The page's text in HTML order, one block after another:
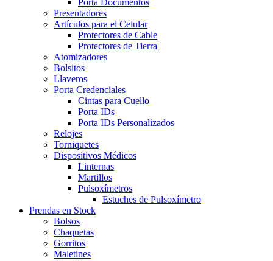
Porta Documentos
Presentadores
Artículos para el Celular
Protectores de Cable
Protectores de Tierra
Atomizadores
Bolsitos
Llaveros
Porta Credenciales
Cintas para Cuello
Porta IDs
Porta IDs Personalizados
Relojes
Torniquetes
Dispositivos Médicos
Linternas
Martillos
Pulsoxímetros
Estuches de Pulsoxímetro
Prendas en Stock
Bolsos
Chaquetas
Gorritos
Maletines